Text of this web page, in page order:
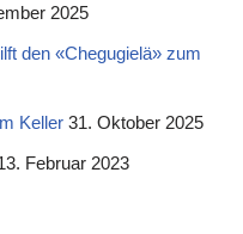
2025
den «Chegugielä» zum
Keller 31. Oktober 2025
Februar 2023